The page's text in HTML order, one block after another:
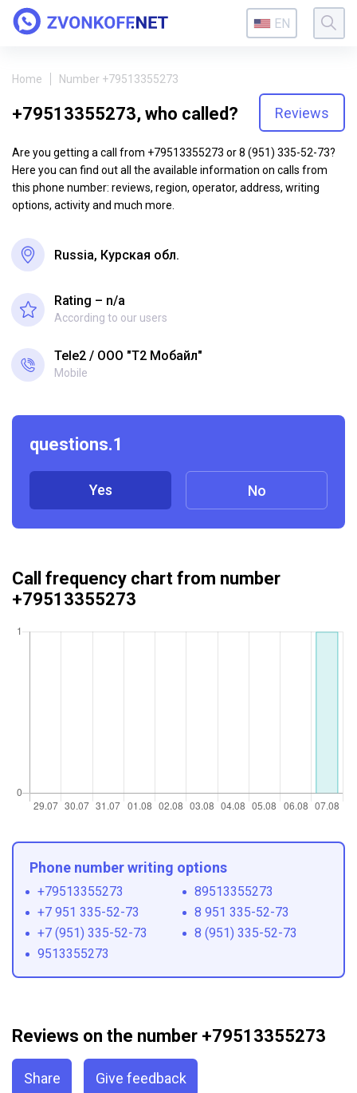
EN
Home Number +79513355273
+79513355273, who called? Reviews
Are you getting a call from +79513355273 or 8 (951) 335-52-73?
Here you can find out all the available information on calls from
this phone number: reviews, region, operator, address, writing
options, activity and much more.
Russia, Курская обл.
Rating – n/a
According to our users
Tele2 ООО "Т2 Мобайл"
Mobile
questions.1
Yes No
Call frequency chart from number
+79513355273
Phone number writing options
+79513355273
89513355273
+7 951 335-52-73
8 951 335-52-73
+7 (951) 335-52-73
8 (951) 335-52-73
9513355273
Reviews on the number +79513355273
Share Give feedback